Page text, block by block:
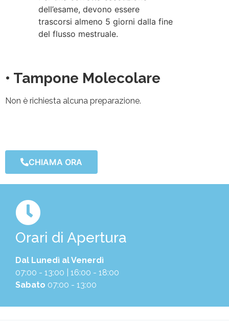
dell’esame, devono essere
trascorsi almeno 5 giorni dalla fine
del flusso mestruale.
• Tampone Molecolare
Non è richiesta alcuna preparazione.
CHIAMA ORA
Orari di Apertura
Dal Lunedì al Venerdì
07:00 - 13:00 | 16:00 - 18:00
Sabato 07:00 - 13:00